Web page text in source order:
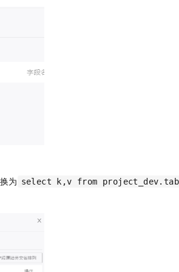
为 select k,v from